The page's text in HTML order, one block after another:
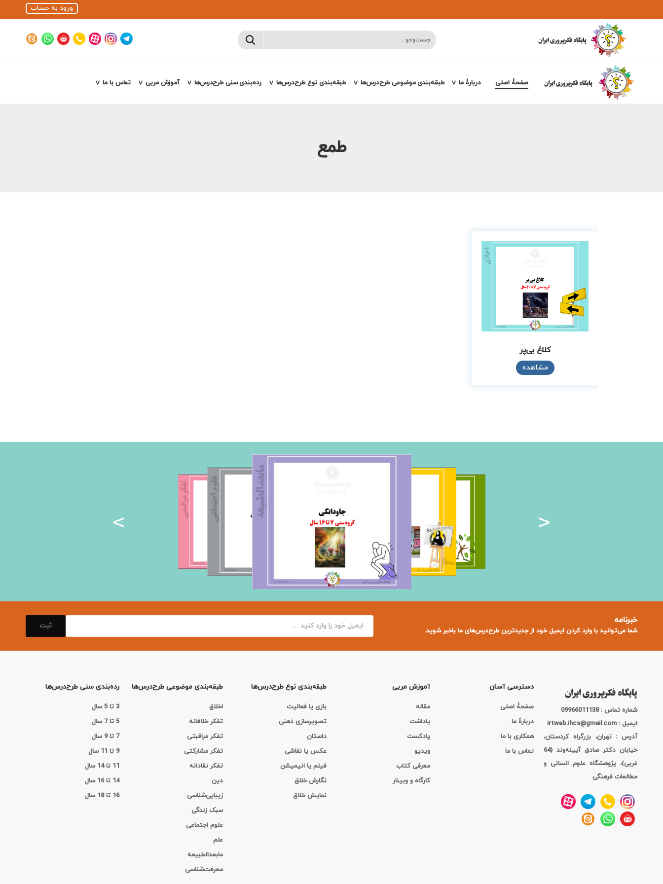
ورود به حساب
صفحۀ اصلی دربارۀ ما طبقه‌بندی موضوعی طرح‌درس‌ها طبقه‌بندی نوع طرح‌درس‌ها رده‌بندی سنی طرح‌درس‌ها آموزش مربی تماس با ما
طمع
کلاغ بی‌پر
مشاهده
< >
خبرنامه
شما می‌توانید با وارد کردن ایمیل خود از جدید‌ترین طرح‌درس‌های ما باخبر شوید.
ثبت
شماره تماس : 09966011138
ایمیل : irtweb.ihcs@gmail.com
آدرس : تهران، بزرگراه کردستان،
خیابان دکتر صادق آیینه‌وند (64
غربی)، پژوهشگاه علوم انسانی و
مطالعات فرهنگی
دسترسی آسان
صفحۀ اصلی
دربارۀ ما
همکاری با ما
تماس با ما
آموزش مربی
مقاله
یاداشت
پادکست
ویدیو
معرفی کتاب
کارگاه‌ و وبینار
طبقه‌بندی نوع طرح‌درس‌ها
بازی یا فعالیت
تصویرسازی ذهنی
داستان
عکس یا نقاشی
فیلم یا انیمیشن
نگارش خلاق
نمایش خلاق
طبقه‌بندی موضوعی طرح‌درس‌ها
اخلاق
تفکر خلاقانه
تفکر مراقبتی
تفکر مشارکتی
تفکر نقادانه
دین
زیبایی‌شناسی
سبک زندگی
علوم اجتماعی
علم
مابعدالطبیعه
معرفت‌شناسی
رده‌بندی سنی طرح‌درس‌ها
3 تا 5 سال
5 تا 7 سال
7 تا 9 سال
9 تا 11 سال
11 تا 14 سال
14 تا 16 سال
16 تا 18 سال